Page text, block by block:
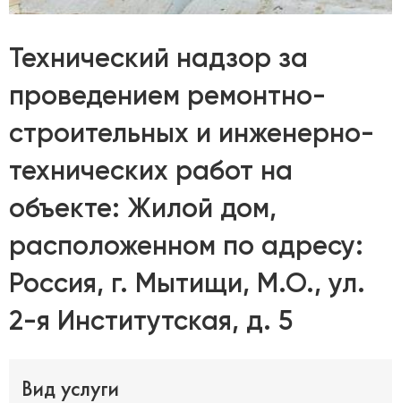
Технический надзор за
проведением ремонтно-
строительных и инженерно-
технических работ на
объекте: Жилой дом,
расположенном по адресу:
Россия, г. Мытищи, М.О., ул.
2-я Институтская, д. 5
Вид услуги